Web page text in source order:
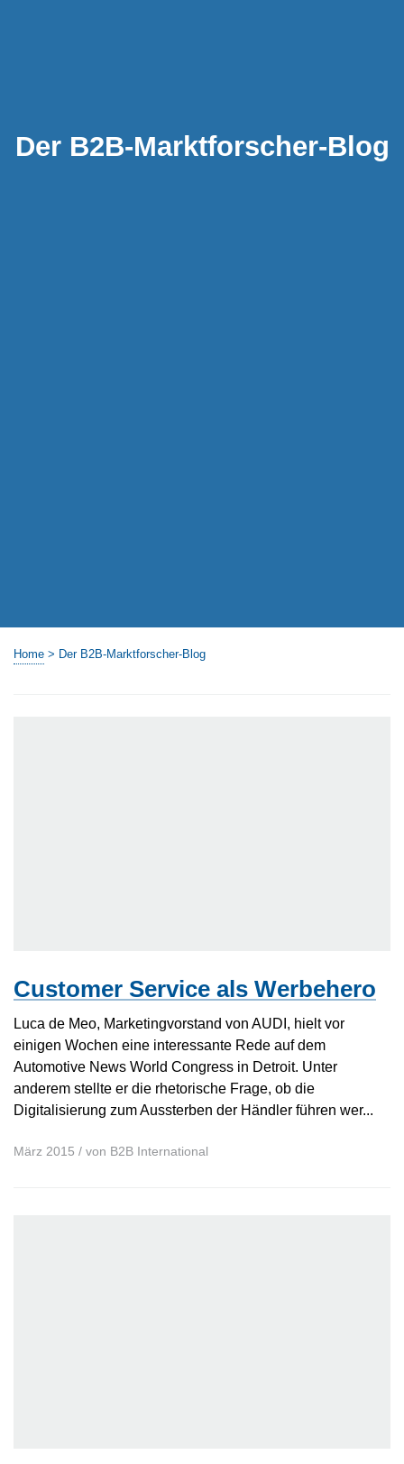
Der B2B-Marktforscher-Blog
Home > Der B2B-Marktforscher-Blog
Customer Service als Werbehero
Luca de Meo, Marketingvorstand von AUDI, hielt vor
einigen Wochen eine interessante Rede auf dem
Automotive News World Congress in Detroit. Unter
anderem stellte er die rhetorische Frage, ob die
Digitalisierung zum Aussterben der Händler führen wer...
März 2015 / von B2B International